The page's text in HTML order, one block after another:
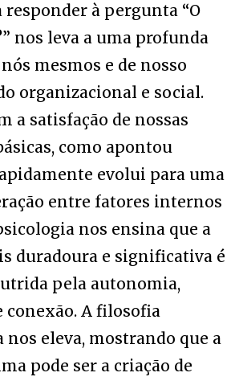
responder à pergunta “O
nos leva a uma profunda
mesmos e de nosso
organizacional e social.
a satisfação de nossas
como apontou
evolui para uma
entre fatores internos
nos ensina que a
duradoura e significativa é
pela autonomia,
conexão. A filosofia
eleva, mostrando que a
pode ser a criação de